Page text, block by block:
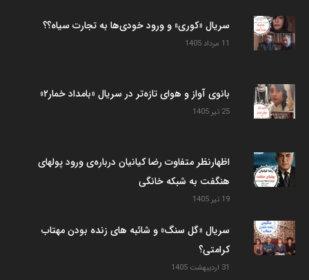
سریال «کوری» و ورود خودی‌ها به تجارت سیاه؟؟
11 مرداد 1405
بانوی آواز و هوای تازه‌تر در سریال «بامداد خمار۲»
25 تیر 1405
اظهارنظر متفاوت رضا کیانیان درباره‌ی ورود پولهای
هنگفت به شبکه خانگی
19 تیر 1405
سریال «گل سنگ» و شائبه های زنده بودن مهتاب
کرامتی؟
31 اردیبهشت 1405